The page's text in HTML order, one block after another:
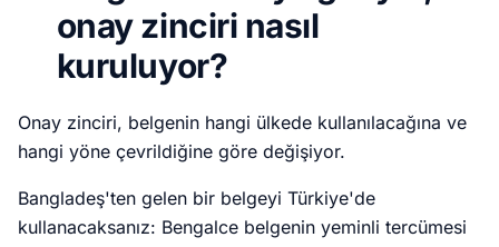
onay zinciri nasıl
kuruluyor?
Onay zinciri, belgenin hangi ülkede kullanılacağına ve
hangi yöne çevrildiğine göre değişiyor.
Bangladeş'ten gelen bir belgeyi Türkiye'de
kullanacaksanız: Bengalce belgenin yeminli tercümesi